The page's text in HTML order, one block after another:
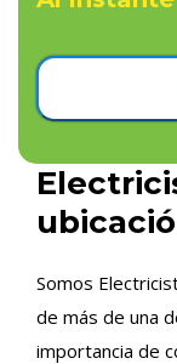
Somos
de más de una
importancia de